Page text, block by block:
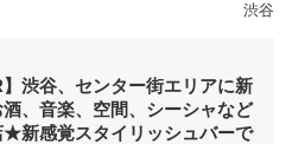
渋谷
渋谷、センター街エリアに新
、音楽、空間、シーシャなど
新感覚スタイリッシュバーで